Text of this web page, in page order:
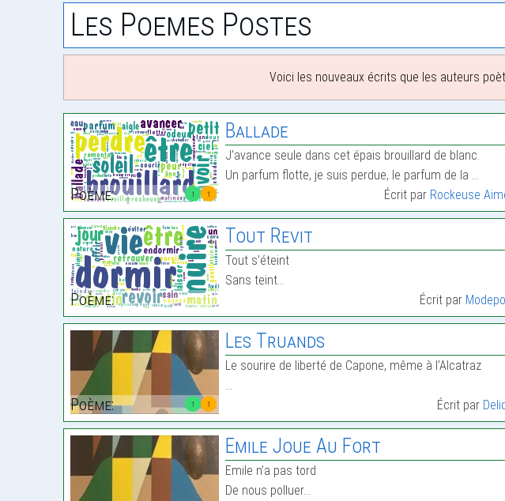
Les Poemes Postes
Voici les nouveaux écrits que les auteurs
1 1
Poème:
Ballade
J’avance seule dans cet épais brouillard de blanc.
Un parfum flotte, je suis perdue, le parfum de la …
Écrit par Rockeuse
Poème:
Tout Revit
Tout s’éteint
Sans teint…
Écrit par
1 1
Poème:
Les Truands
Le sourire de liberté de Capone, même à l’Alcatraz
…
Écrit par
Emile Joue Au Fort
Emile n’a pas tord
De nous polluer…